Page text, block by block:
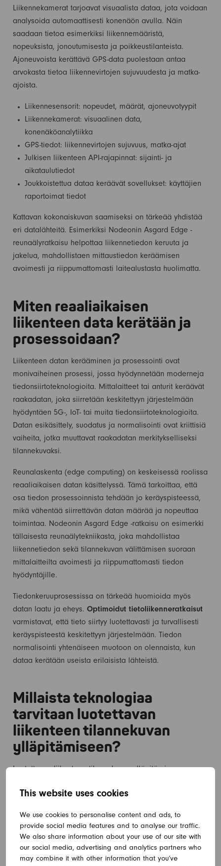
This website uses cookies
We use cookies to personalise content and ads, to
provide social media features and to analyse our traffic.
We also share information about your use of our site with
our social media, advertising and analytics partners who
may combine it with other information that you’ve
Liikennekamerat tarjoavat visuaalista dataa, jota voidaan
analysoida automaattisesti konenäön avulla. Näin
saadaan tietoa esimerkiksi liikennemääristä,
nopeuksista, jonoutumisesta ja poikkeustilanteista.
Ajoneuvoista kerättävä GPS-data puolestaan antaa
arvokasta tietoa liikennevirtojen sujuvuudesta ja matka-
ajoista.
Liikennesensorit: nopeudet, määrät, ajoneuvotyypit
Liikennekamerat: visuaalinen data,
konenäköanalytiikka
GPS-tiedot: liikennevirtojen sujuvuus, matka-ajat
Julkisen liikenteen API-rajapinnat: sijainti- ja
aikataulutiedot
Joukkoistettua dataa keräävät sovellukset: käyttäjien
raportoimat tiedot
Kattavan kokonaiskuvan saamiseksi on tärkeää yhdistää
eri datalähteitä. Esimerkiksi Nodeonin Asgard Edge -
reunaälyratkaisu helpottaa liikennetiedon keruuta ja
jakelua, mahdollistaen mittaustiedon keräämisen
avoimesti ja riippumattomasti laitealustasta huolimatta.
Miten reaaliaikaisen
liikenteen data kerätään ja
prosessoidaan?
Liikenteen datan kerääminen ja prosessointi ovat
monivaiheinen prosessi, jossa hyödynnetään moderneja
tiedonsiirtoteknologioita. Mittalaitteet tai anturit keräävät
raakadatan, joka siirretään keskitettyyn järjestelmään
hyödyntäen 5G-, IoT- tai muita tiedonsiirtoteknologioita.
Datan esikäsittely, suodatus ja normalisointi ovat kriittisiä
vaiheita, jotka muuttavat raakadatan merkitykselliseksi
tilannekuvaksi.
Reunalaskenta (edge computing) on keskeisessä roolissa
reaaliaikaisen datan käsittelyssä. Tämä tarkoittaa, että
osa tiedon prosessoinnista tehdään jo keräyspisteessä,
mikä vähentää siirrettävän datan määrää ja nopeuttaa
toimintaa. Nodeonin Asgard Edge -ratkaisu on esimerkki
tällaisesta reunaälytekniikasta, joka mahdollistaa
liikennetiedon sekä tilannekuvan välittämisen suoraan
mittalaitteilta avoimesti ja riippumattomasti tiedon
hyödyntäjille.
Tiedonkeruuprosessissa on tärkeää huomioida myös
datan laatu ja eheys. Optimoidut tietoliikenneratkaisut
varmistavat, että tieto siirtyy luotettavasti ja turvallisesti
keräyspisteestä keskitettyyn järjestelmään. Tiedon
normalisointi yhtenäiseen muotoon on olennaista, kun
dataa kerätään useista erilaisista lähteistä.
Millaista teknologiaa
tarvitaan luotettavan
liikenteen tilannekuvan
ylläpitämiseen?
Luotettavan liikenteen tilannekuvan ylläpitäminen
Keskeisiä elementtejä ovat pilvipalvelut, big data -
analytiikkatyökalut, koneoppimismallit sekä selkeät
visualisointiteknologiat. Järjestelmien skaalautuvuus on
olennaista, jotta ne pystyvät käsittelemään jatkuvasti
kasvavia datamääriä.